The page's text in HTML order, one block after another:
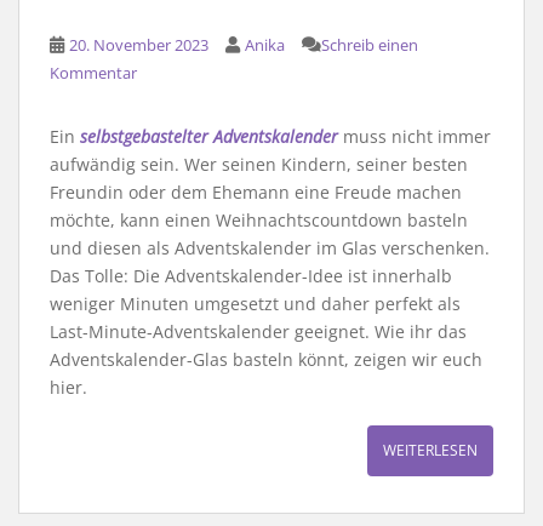
20. November 2023 Anika
Schreib einen
Kommentar
Ein selbstgebastelter Adventskalendermuss nicht immer
aufwändig sein. Wer seinen Kindern, seiner besten
Freundin oder dem Ehemann eine Freude machen
möchte, kann einen Weihnachtscountdown basteln
und diesen als Adventskalender im Glas verschenken.
Das Tolle: Die Adventskalender-Idee ist innerhalb
weniger Minuten umgesetzt und daher perfekt als
Last-Minute-Adventskalender geeignet. Wie ihr das
Adventskalender-Glas basteln könnt, zeigen wir euch
hier.
WEITERLESEN